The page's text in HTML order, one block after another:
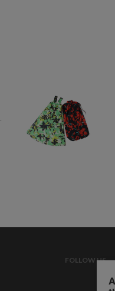
FOLLOW US